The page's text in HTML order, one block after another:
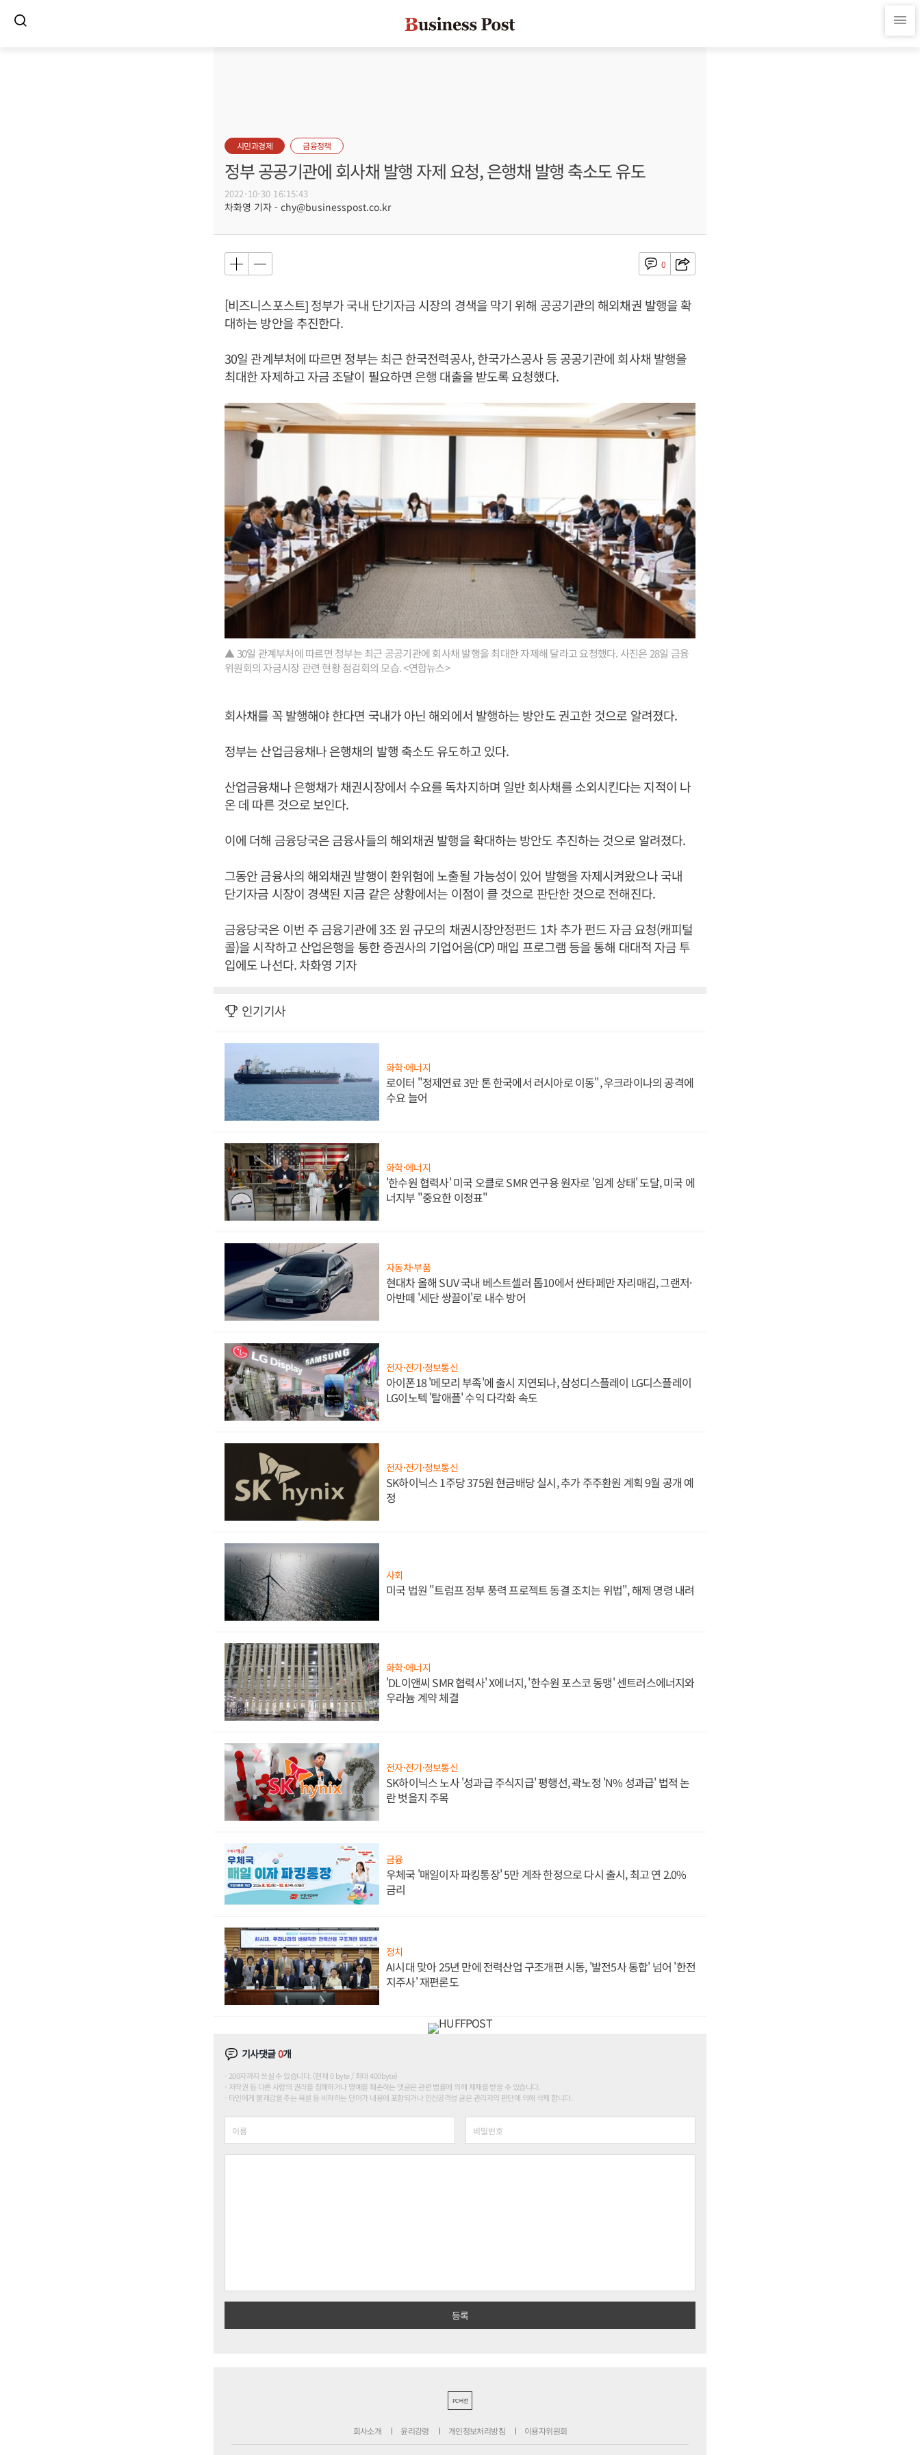
시민과경제 금융정책
정부 공공기관에 회사채 발행 자제 요청, 은행채 발행 축소도 유도
2022-10-30 16:15:43
차화영 기자 - chy@businesspost.co.kr
0
[비즈니스포스트] 정부가 국내 단기자금 시장의 경색을 막기 위해 공공기관의 해외채권 발행을 확
대하는 방안을 추진한다.
30일 관계부처에 따르면 정부는 최근 한국전력공사, 한국가스공사 등 공공기관에 회사채 발행을
최대한 자제하고 자금 조달이 필요하면 은행 대출을 받도록 요청했다.
▲ 30일 관계부처에 따르면 정부는 최근 공공기관에 회사채 발행을 최대한 자제해 달라고 요청했다. 사진은 28일 금융
위원회의 자금시장 관련 현황 점검회의 모습. <연합뉴스>
회사채를 꼭 발행해야 한다면 국내가 아닌 해외에서 발행하는 방안도 권고한 것으로 알려졌다.
정부는 산업금융채나 은행채의 발행 축소도 유도하고 있다.
산업금융채나 은행채가 채권시장에서 수요를 독차지하며 일반 회사채를 소외시킨다는 지적이 나
온 데 따른 것으로 보인다.
이에 더해 금융당국은 금융사들의 해외채권 발행을 확대하는 방안도 추진하는 것으로 알려졌다.
그동안 금융사의 해외채권 발행이 환위험에 노출될 가능성이 있어 발행을 자제시켜왔으나 국내
단기자금 시장이 경색된 지금 같은 상황에서는 이점이 클 것으로 판단한 것으로 전해진다.
금융당국은 이번 주 금융기관에 3조 원 규모의 채권시장안정펀드 1차 추가 펀드 자금 요청(캐피털
콜)을 시작하고 산업은행을 통한 증권사의 기업어음(CP) 매입 프로그램 등을 통해 대대적 자금 투
입에도 나선다. 차화영 기자
인기기사
화학·에너지
로이터 "정제연료 3만 톤 한국에서 러시아로 이동", 우크라이나의 공격에
수요 늘어
화학·에너지
'한수원 협력사' 미국 오클로 SMR 연구용 원자로 '임계 상태' 도달, 미국 에
너지부 "중요한 이정표"
자동차·부품
현대차 올해 SUV 국내 베스트셀러 톱10에서 싼타페만 자리매김, 그랜저·
아반떼 '세단 쌍끌이'로 내수 방어
전자·전기·정보통신
아이폰18 '메모리 부족'에 출시 지연되나, 삼성디스플레이 LG디스플레이
LG이노텍 '탈애플' 수익 다각화 속도
전자·전기·정보통신
SK하이닉스 1주당 375원 현금배당 실시, 추가 주주환원 계획 9월 공개 예
정
사회
미국 법원 "트럼프 정부 풍력 프로젝트 동결 조치는 위법", 해제 명령 내려
화학·에너지
'DL이앤씨 SMR 협력사' X에너지, '한수원 포스코 동맹' 센트러스에너지와
우라늄 계약 체결
전자·전기·정보통신
SK하이닉스 노사 '성과급 주식지급' 평행선, 곽노정 'N% 성과급' 법적 논
란 벗을지 주목
금융
우체국 '매일이자 파킹통장' 5만 계좌 한정으로 다시 출시, 최고 연 2.0%
금리
정치
AI시대 맞아 25년 만에 전력산업 구조개편 시동, '발전5사 통합' 넘어 '한전
지주사' 재편론도
기사댓글0개
200자까지 쓰실 수 있습니다. (현재 0 byte / 최대 400byte)
저작권 등 다른 사람의 권리를 침해하거나 명예를 훼손하는 댓글은 관련 법률에 의해 제재를 받을 수 있습니다.
타인에게 불쾌감을 주는 욕설 등 비하하는 단어가 내용에 포함되거나 인신공격성 글은 관리자의 판단에 의해 삭제 합니다.
PC버전
회사소개 윤리강령 개인정보처리방침 이용자위원회